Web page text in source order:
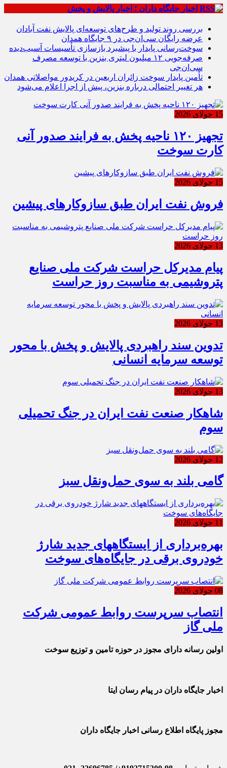
اخبار جایگاه داران ؛ اخبار پالایش و پخش
بررسی روند تولید و طرح‌های توسعه‌ای پالایش نفت آبادان
عرضه رایگان سی‌ان‌جی در ۹ جایگاه همدان
سوخت‌رسانی پایدار با پیشبرد بازسازی تأسیسات آسیب‌دیده
صرفه‌جویی ۱۲ میلیون لیتری بنزین با توسعه مصرف
سی‌ان‌جی
تأمین پایدار سوخت زائران اربعین در کریدور مواصلاتی همدان
هر تغییر احتمالی درباره بنزین، پیش از اجرا اعلام می‌شود
15 جولای 2026
تجهیز ۱۲۰ ناحیه پخش به فرایند صدور آنی
کارت سوخت
15 جولای 2026
فروش نفت ایران طبق سازوکارهای پیشین
13 جولای 2026
پیام مدیرکل حراست شرکت ملی صنایع
پتروشیمی به مناسبت روز حراست
13 جولای 2026
تدوین سند راهبردی پالایش و پخش با محور
توسعه سرمایه انسانی
13 جولای 2026
شاهکار صنعت نفت ایران در جنگ تحمیلی
سوم
12 جولای 2026
گامی بلند به سوی حمل‌ونقل سبز
11 جولای 2026
بهره‌برداری از ایستگاههای جدید شارژ
خودروی برقی در جایگاه‌های سوخت
08 جولای 2026
انتصاب سرپرست روابط عمومی شرکت
ملی گاز
اولین رسانه دارای مجوز در حوزه تامین و توزیع سوخت
اخبار جایگاه داران در پیام رسان ایتا
مجوز پایگاه اطلاع رسانی اخبار جایگاه داران